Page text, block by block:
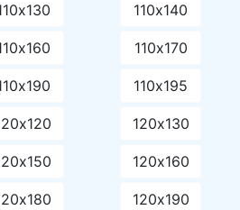
110х140
110х170
110х195
120х130
120х160
120х190